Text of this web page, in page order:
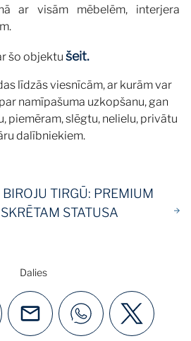
ar visām mēbelēm, interjera
šo objektu šeit.
līdzās viesnīcām, ar kurām var
namīpašuma uzkopšanu, gan
piemēram, slēgtu, nelielu, privātu
dalībniekiem.
TIRGŪ: PREMIUM
STATUSA
Dalies